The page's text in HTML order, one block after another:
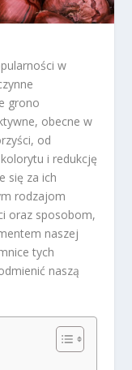
w
grono
obecne w
od
i redukcję
się za ich
rodzajom
oraz sposobom,
naszej
tych
naszą